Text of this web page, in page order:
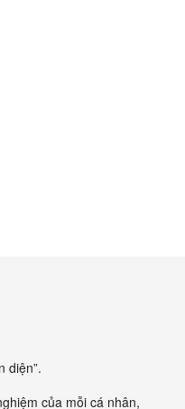
diện”.
của mỗi cá nhân,